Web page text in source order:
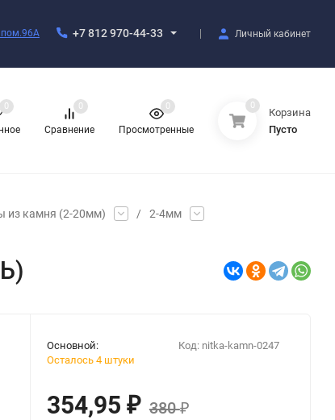
пом.96А +7 812 970-44-33 Личный кабинет
0
Сравнение
0
Просмотренные
0 0
Корзина
Пусто
из камня (2-20мм) /
2-4мм
Основной:
Осталось 4 штуки
Код: nitka-kamn-0247
354,95 ₽ 380₽